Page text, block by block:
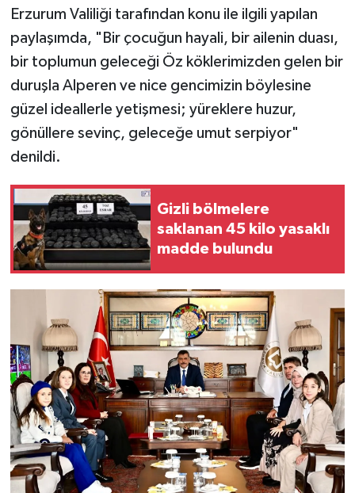
Erzurum Valiliği tarafından konu ile ilgili yapılan
paylaşımda, "Bir çocuğun hayali, bir ailenin duası,
bir toplumun geleceği Öz köklerimizden gelen bir
duruşla Alperen ve nice gencimizin böylesine
güzel ideallerle yetişmesi; yüreklere huzur,
gönüllere sevinç, geleceğe umut serpiyor"
denildi.
Gizli bölmelere
saklanan 45 kilo yasaklı
madde bulundu